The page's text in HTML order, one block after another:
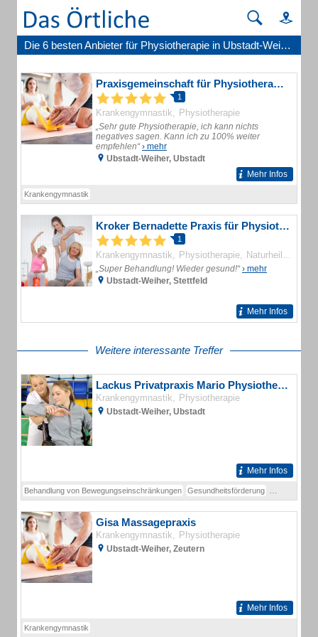
Die 6 besten Anbieter für Physiotherapie in Ubstadt-Weiher
Praxisgemeinschaft für Physiotherapie Henninger & Moch
1
Krankengymnastik Physiotherapie
„Sehr gute Physiotherapie, ich kann nichts
negatives sagen. Kann ich zu 100% weiter
empfehlen“› mehr
Ubstadt-Weiher, Ubstadt
Mehr Infos
Krankengymnastik
Kroker Bernadette Praxis für Physiotherapie
1
Krankengymnastik Physiotherapie Naturheilkunde
„Super Behandlung! Wieder gesund!“› mehr
Ubstadt-Weiher, Stettfeld
Mehr Infos
Weitere interessante Treffer
Lackus Privatpraxis Mario Physiotherapeut
Krankengymnastik Physiotherapie
Ubstadt-Weiher, Ubstadt
Mehr Infos
Behandlung von Bewegungseinschränkungen Gesundheitsförderung
Gisa Massagepraxis
Krankengymnastik Physiotherapie
Ubstadt-Weiher, Zeutern
Mehr Infos
Krankengymnastik